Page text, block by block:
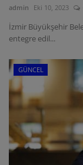
ULUSLARARASI
YEMEK
SPOR
SEYAHAT
admin Eki 10, 2023
İzmir Büyükşehir
entegre edil...
GÜNCEL